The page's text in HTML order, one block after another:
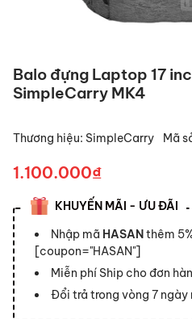
Balo đựng Laptop 17
SimpleCarry MK4
Thương hiệu: SimpleCarry Mã
1.100.000₫
KHUYẾN MÃI - ƯU ĐÃI
Nhập mã HASANthêm
[coupon="HASAN"]
Miễn phí Ship cho đơn
Đổi trả trong vòng 7 ngày